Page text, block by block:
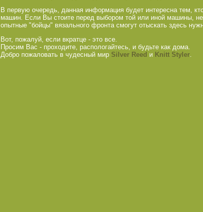
В первую очередь, данная информация будет интересна тем,
машин. Если Вы стоите перед выбором той или иной машины,
опытные "бойцы" вязального фронта смогут отыскать здесь
Вот, пожалуй, если вкратце - это все.
Просим Вас - проходите, распологайтесь, и будьте как дома.
Добро пожаловать в чудесный мир Silver Reed и Knitt Styler.